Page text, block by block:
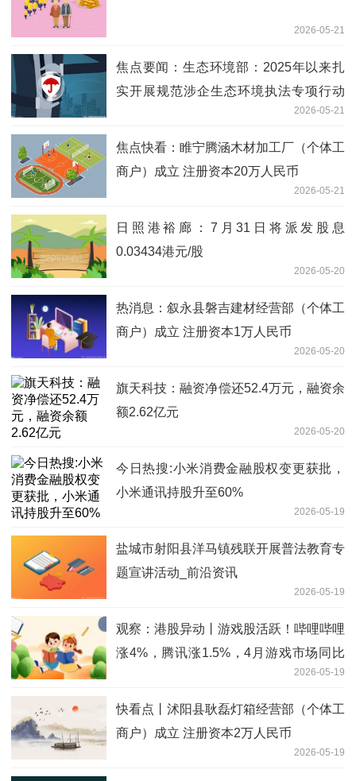
2026-05-21
焦点要闻：生态环境部：2025年以来扎
实开展规范涉企生态环境执法专项行动
2026-05-21
焦点快看：睢宁腾涵木材加工厂（个体工
商户）成立 注册资本20万人民币
2026-05-21
日照港裕廊：7月31日将派发股息
0.03434港元/股
2026-05-20
热消息：叙永县磐吉建材经营部（个体工
商户）成立 注册资本1万人民币
2026-05-20
旗天科技：融资净偿还52.4万元，融资余
额2.62亿元
2026-05-20
今日热搜:小米消费金融股权变更获批，
小米通讯持股升至60%
2026-05-19
盐城市射阳县洋马镇残联开展普法教育专
题宣讲活动_前沿资讯
2026-05-19
观察：港股异动丨游戏股活跃！哔哩哔哩
涨4%，腾讯涨1.5%，4月游戏市场同比
2026-05-19
快看点丨沭阳县耿磊灯箱经营部（个体工
商户）成立 注册资本2万人民币
2026-05-19